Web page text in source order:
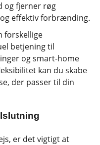
og fjerner røg
effektiv forbrænding.
forskellige
betjening til
og smart-home
kan du skabe
der passer til din
er det vigtigt at